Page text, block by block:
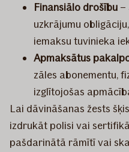
Finansiālo drošību –
uzkrājumu
iemaksu tuvinieka
Apmaksātus
zāles abonementu,
izglītojošas
Lai dāvināšanas žests
izdrukāt polisi vai
pašdarinātā rāmītī vai